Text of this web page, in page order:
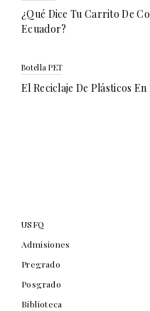
¿Qué Dice Tu Carrito De
Ecuador?
Botella PET
El Reciclaje De Plásticos
USFQ
Admisiones
Pregrado
Posgrado
Biblioteca